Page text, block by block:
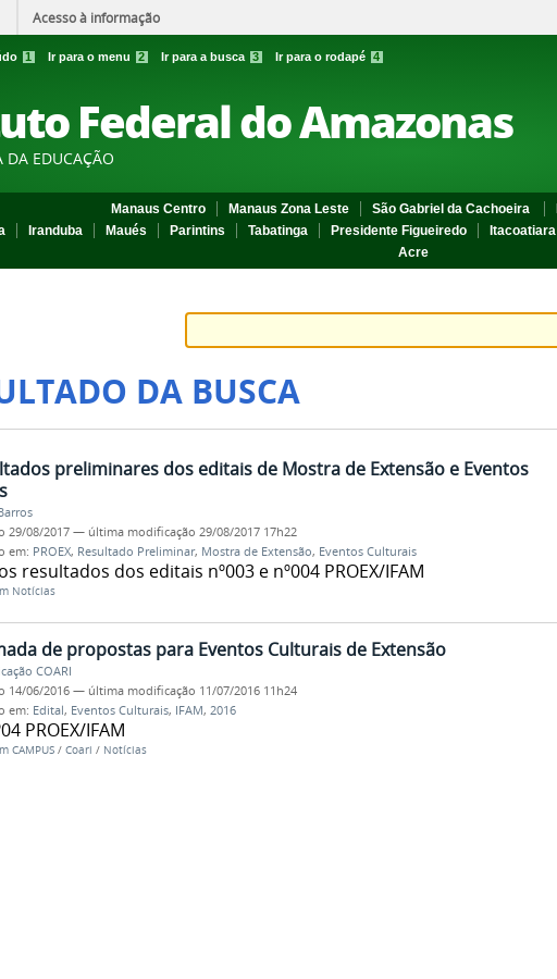
Acesso à informação
1 Ir para o menu 2 Ir para a busca 3 Ir para o rodapé 4
Federal do Amazonas
DA EDUCAÇÃO
Manaus Centro Manaus Zona Leste São Gabriel da Cachoeira
Iranduba Maués Parintins Tabatinga Presidente Figueiredo Itacoatiara
Acre
DA BUSCA
preliminares dos editais de Mostra de Extensão e Eventos
29/08/2017 — última modificação 29/08/2017 17h22
em: PROEX, Resultado Preliminar, Mostra de Extensão, Eventos Culturais
resultados dos editais nº003 e nº004 PROEX/IFAM
Notícias
de propostas para Eventos Culturais de Extensão
COARI
14/06/2016 — última modificação 11/07/2016 11h24
em: Edital, Eventos Culturais, IFAM, 2016
PROEX/IFAM
CAMPUS / Coari / Notícias